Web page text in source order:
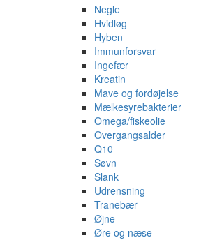
Negle
Hvidløg
Hyben
Immunforsvar
Ingefær
Kreatin
Mave og fordøjelse
Mælkesyrebakterier
Omega/fiskeolie
Overgangsalder
Q10
Søvn
Slank
Udrensning
Tranebær
Øjne
Øre og næse